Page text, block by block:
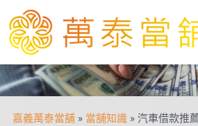
嘉義萬泰當舖 » 當舖知識 » 汽車借款推